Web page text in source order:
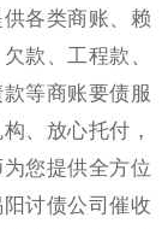
各类商账、赖
款、工程款、
等商账要债服
、放心托付，
您提供全方位
讨债公司催收